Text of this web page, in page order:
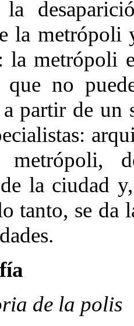
la metrópoli
la metrópoli
no
partir de un
metrópoli,
la ciudad
tanto, se da
de la polis